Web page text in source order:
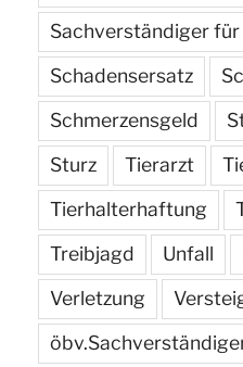
Sachverständiger
Schadensersatz
Schmerzensgeld
Sturz
Tierarzt
Tierhalterhaftung
Treibjagd
Unfall
Verletzung